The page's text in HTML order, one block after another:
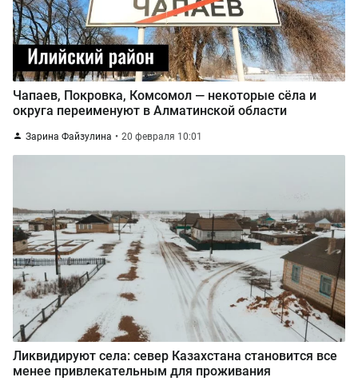
Чапаев, Покровка, Комсомол — некоторые сёла и
округа переименуют в Алматинской области
Зарина Файзулина 20 февраля 10:01
Ликвидируют села: север Казахстана становится все
менее привлекательным для проживания